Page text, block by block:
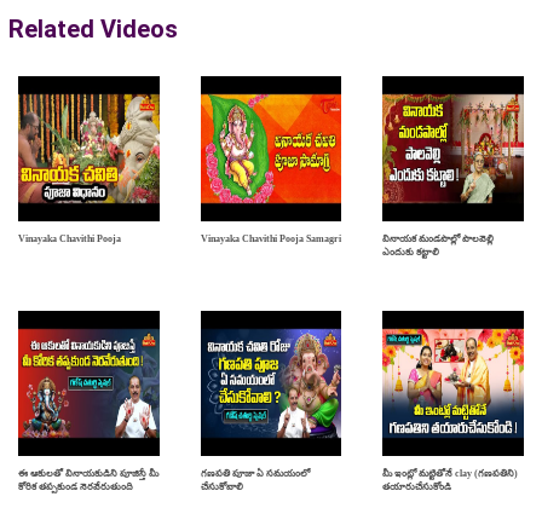
Related Videos
Vinayaka Chavithi Pooja Vinayaka Chavithi Pooja Samagri
వినాయక మండపాల్లో పాలవెల్లి
ఎందుకు కట్టాలి
ఈ ఆకులతో వినాయకుడిని పూజిస్తే మీ
కోరిక తప్పకుండ నెరవేరుతుంది
గణపతి పూజా ఏ సమయంలో
చేసుకోవాలి
మీ ఇంట్లో మట్టితోనే clay (గణపతిని)
తయారుచేసుకోండి